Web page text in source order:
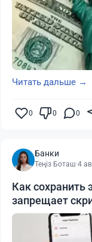
Читать дальше →
0 0 0
Банки
Теңіз Боташ·4
Как сохранить
запрещает